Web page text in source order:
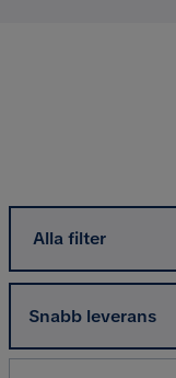
Alla filter
Snabb leverans